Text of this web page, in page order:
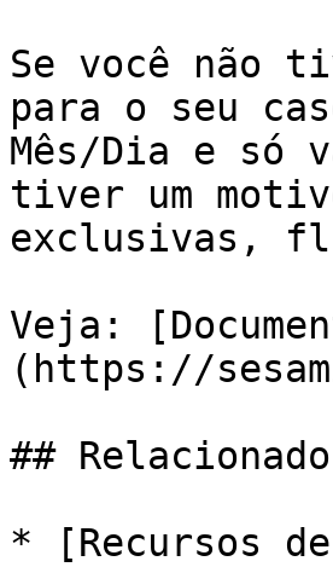
Se você não
para o seu
Mês/Dia e só
tiver um
exclusivas,
Veja:
(https://
## Relacionado
* [Recursos